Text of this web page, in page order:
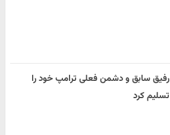
رفیق سابق و دشمن فعلی ترامپ خود را
تسلیم کرد